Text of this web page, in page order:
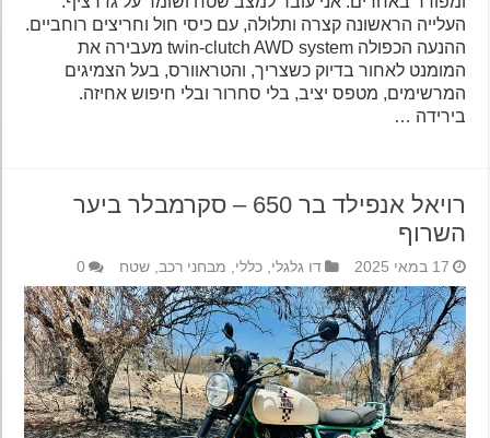
העלייה הראשונה קצרה ותלולה, עם כיסי חול וחריצים רוחביים.
ההנעה הכפולה twin-clutch AWD system מעבירה את
המומנט לאחור בדיוק כשצריך, והטראוורס, בעל הצמיגים
המרשימים, מטפס יציב, בלי סחרור ובלי חיפוש אחיזה.
בירידה …
רויאל אנפילד בר 650 – סקרמבלר ביער
השרוף
17 במאי 2025 דו גלגלי,כללי,מבחני רכב,שטח 0